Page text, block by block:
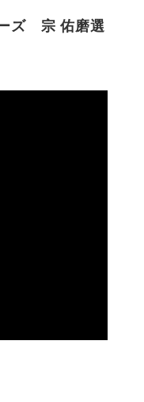
ズ 宗 佑磨選